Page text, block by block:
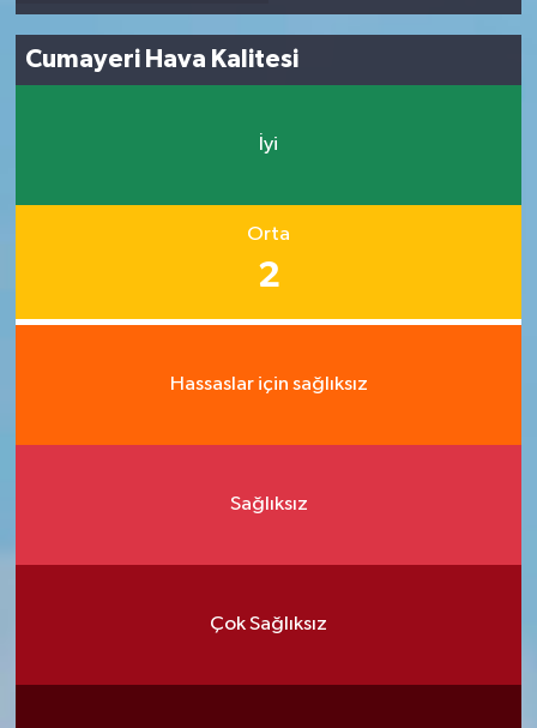
Cumayeri Hava Kalitesi
İyi
Orta
2
Hassaslar için sağlıksız
Sağlıksız
Çok Sağlıksız